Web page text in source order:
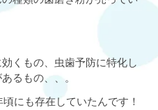
くもの、虫歯予防に特化し
るもの、、。
にも存在していたんです！